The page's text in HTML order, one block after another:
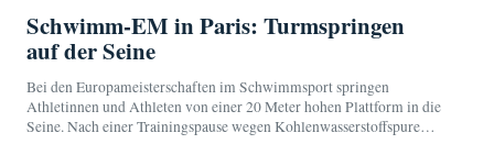
Schwimm-EM in Paris: Turmspringen
auf der Seine
Bei den Europameisterschaften im Schwimmsport springen
Athletinnen und Athleten von einer 20 Meter hohen Plattform in die
Seine. Nach einer Trainingspause wegen Kohlenwasserstoffspuren